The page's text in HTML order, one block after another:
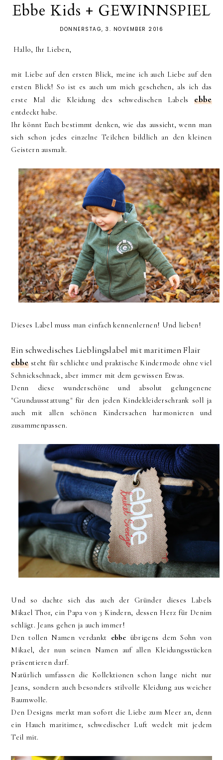
Ebbe Kids + GEWINNSPIEL
DONNERSTAG, 3. NOVEMBER 2016
Hallo, Ihr Lieben,
mit Liebe auf den ersten Blick, meine ich auch Liebe auf den
ersten Blick! So ist es auch um mich geschehen, als ich das
erste Mal die Kleidung des schwedischen Labelsebbe
entdeckt habe.
Ihr könnt Euch bestimmt denken, wie das aussieht, wenn man
sich schon jedes einzelne Teilchen bildlich an den kleinen
Geistern ausmalt.
Dieses Label muss man einfach kennenlernen! Und lieben!
Ein schwedisches Lieblingslabel mit maritimen Flair
ebbe steht für schlichte und praktische Kindermode ohne viel
Schnickschnack, aber immer mit dem gewissen Etwas.
Denn diese wunderschöne und absolut gelungenene
"Grundausstattung" für den jeden Kindekleiderschrank soll ja
auch mit allen schönen Kindersachen harmonieren und
zusammenpassen.
Und so dachte sich das auch der Gründer dieses Labels
Mikael Thor, ein Papa von 3 Kindern, dessen Herz für Denim
schlägt. Jeans gehen ja auch immer!
Den tollen Namen verdankt ebbe übrigens dem Sohn von
Mikael, der nun seinen Namen auf allen Kleidungsstücken
präsentieren darf.
Natürlich umfassen die Kollektionen schon lange nicht nur
Jeans, sondern auch besonders stilvolle Kleidung aus weicher
Baumwolle.
Den Designs merkt man sofort die Liebe zum Meer an, denn
ein Hauch maritimer, schwedischer Luft wedelt mit jedem
Teil mit.